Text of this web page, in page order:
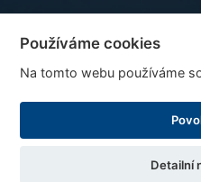
© 2026,
Ceny jsou
Upravit
Tvorba webu
Používáme cookies
Na tomto webu používáme
Detailní